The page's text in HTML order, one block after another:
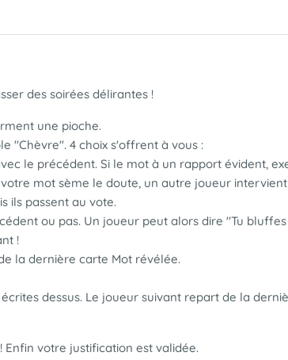
des soirées délirantes !
une pioche.
"Chèvre". 4 choix s'offrent à vous :
le précédent. Si le mot à un rapport évident,
mot sème le doute, un autre joueur
ils passent au vote.
ou pas. Un joueur peut alors dire "Tu
!
la dernière carte Mot révélée.
dessus. Le joueur suivant repart de la
votre justification est validée.